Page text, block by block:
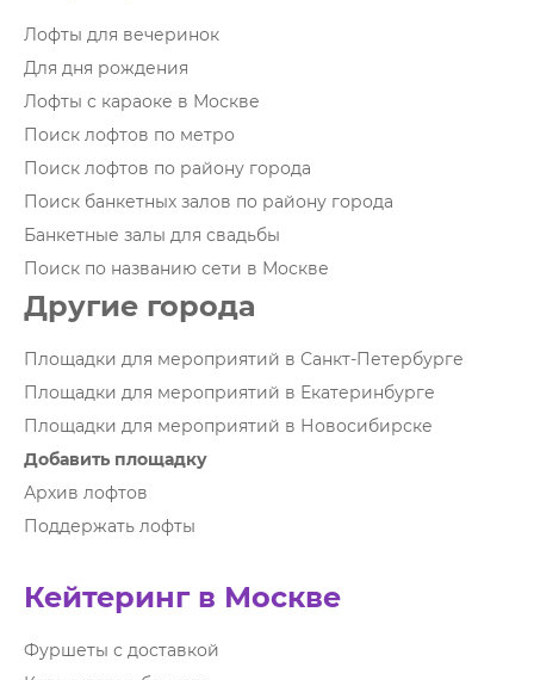
Лофты для вечеринок
Для дня рождения
Лофты с караоке в Москве
Поиск лофтов по метро
Поиск лофтов по району города
Поиск банкетных залов по району города
Банкетные залы для свадьбы
Поиск по названию сети в Москве
Другие города
Площадки для мероприятий в Санкт-Петербурге
Площадки для мероприятий в Екатеринбурге
Площадки для мероприятий в Новосибирске
Добавить площадку
Архив лофтов
Поддержать лофты
Кейтеринг в Москве
Фуршеты с доставкой